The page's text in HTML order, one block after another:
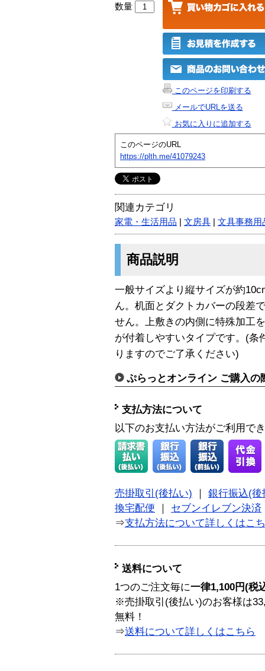
数量
このページを印刷する
メールでURLを送る
お気に入りに追加する
このページのURL
https://plth.me/41079243
関連カテゴリ
家電・生活用品 文房具 文具事務用
商品説明
一般サイズより縦サイズが約
ん。机面とダクトカバーの段差
せん。上敷きの内側に特殊加工
が付着しやすいタイプです。(条
りますのでご了承ください)
ぷらっとオンライン ご購入の
支払方法について
以下のお支払い方法がご利用で
売掛取引(後払い)
銀行振込(後
換宅配便
セブンイレブン決済
⇒支払方法について詳しくはこ
送料について
1つのご注文毎に一律1,100円(税
※売掛取引(後払い)のお客様は
無料！
⇒送料について詳しくはこちら